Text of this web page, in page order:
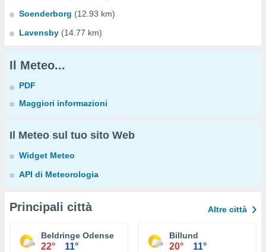
Soenderborg (12.93 km)
Lavensby (14.77 km)
Il Meteo...
PDF
Maggiori informazioni
Il Meteo sul tuo sito Web
Widget Meteo
API di Meteorologia
Principali città Altre città
Beldringe Odense
22° 11°
Billund
20° 11°